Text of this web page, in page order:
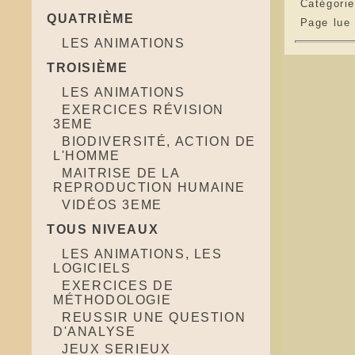
QUATRIÈME
LES ANIMATIONS
TROISIÈME
LES ANIMATIONS
EXERCICES RÉVISION
3EME
BIODIVERSITÉ, ACTION DE
L'HOMME
MAITRISE DE LA
REPRODUCTION HUMAINE
VIDÉOS 3EME
TOUS NIVEAUX
LES ANIMATIONS, LES
LOGICIELS
EXERCICES DE
MÉTHODOLOGIE
REUSSIR UNE QUESTION
D'ANALYSE
JEUX SERIEUX
Page lue